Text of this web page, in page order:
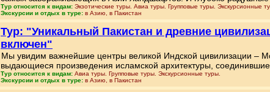
Тур относится к видам: Экзотические туры. Авиа туры. Групповые туры. Экскурсионные
Экскурсии и отдых в туре: в Азию, в Пакистан
Тур: "Уникальный Пакистан и древние
включен"
Мы увидим важнейшие центры великой Индской цивилизации –
выдающиеся произведения исламской архитектуры,
Тур относится к видам: Авиа туры. Групповые туры. Экскурсионные туры.
Экскурсии и отдых в туре: в Азию, в Пакистан